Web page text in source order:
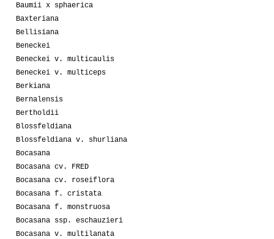
Baumii x sphaerica
Baxteriana
Bellisiana
Beneckei
Beneckei v. multicaulis
Beneckei v. multiceps
Berkiana
Bernalensis
Bertholdii
Blossfeldiana
Blossfeldiana v. shurliana
Bocasana
Bocasana cv. FRED
Bocasana cv. roseiflora
Bocasana f. cristata
Bocasana f. monstruosa
Bocasana ssp. eschauzieri
Bocasana v. multilanata